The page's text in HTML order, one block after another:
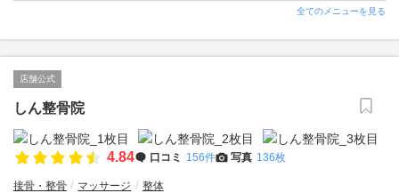
全てのメニューを見る
店舗公式
しん整骨院
4.84 口コミ 156件 写真 136枚
接骨・整骨 マッサージ 整体